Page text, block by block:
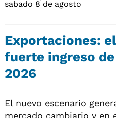
Exportaciones:
fuerte ingreso
2026
El nuevo escenario
mercado cambiario y en